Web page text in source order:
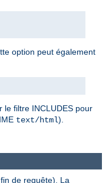
option peut également
le filtre INCLUDES pour
text/html).
de requête). La